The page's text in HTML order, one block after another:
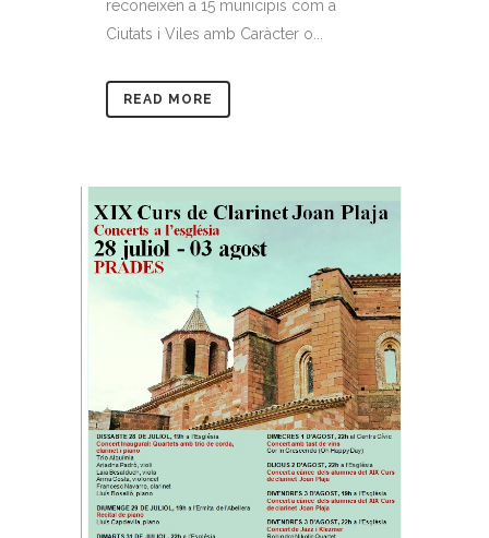
reconeixen a 15 municipis com a
Ciutats i Viles amb Caràcter o...
READ MORE